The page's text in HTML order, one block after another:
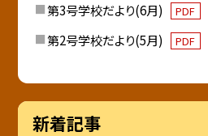
第3号学校だより(6月)
PDF
第2号学校だより(5月)
PDF
新着記事